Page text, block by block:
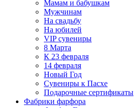
Мамам и бабушкам
Мужчинам
На свадьбу
На юбилей
VIP сувениры
8 Марта
К 23 февраля
14 февраля
Новый Год
Сувениры к Пасхе
Подарочные сертификаты
Фабрики фарфора